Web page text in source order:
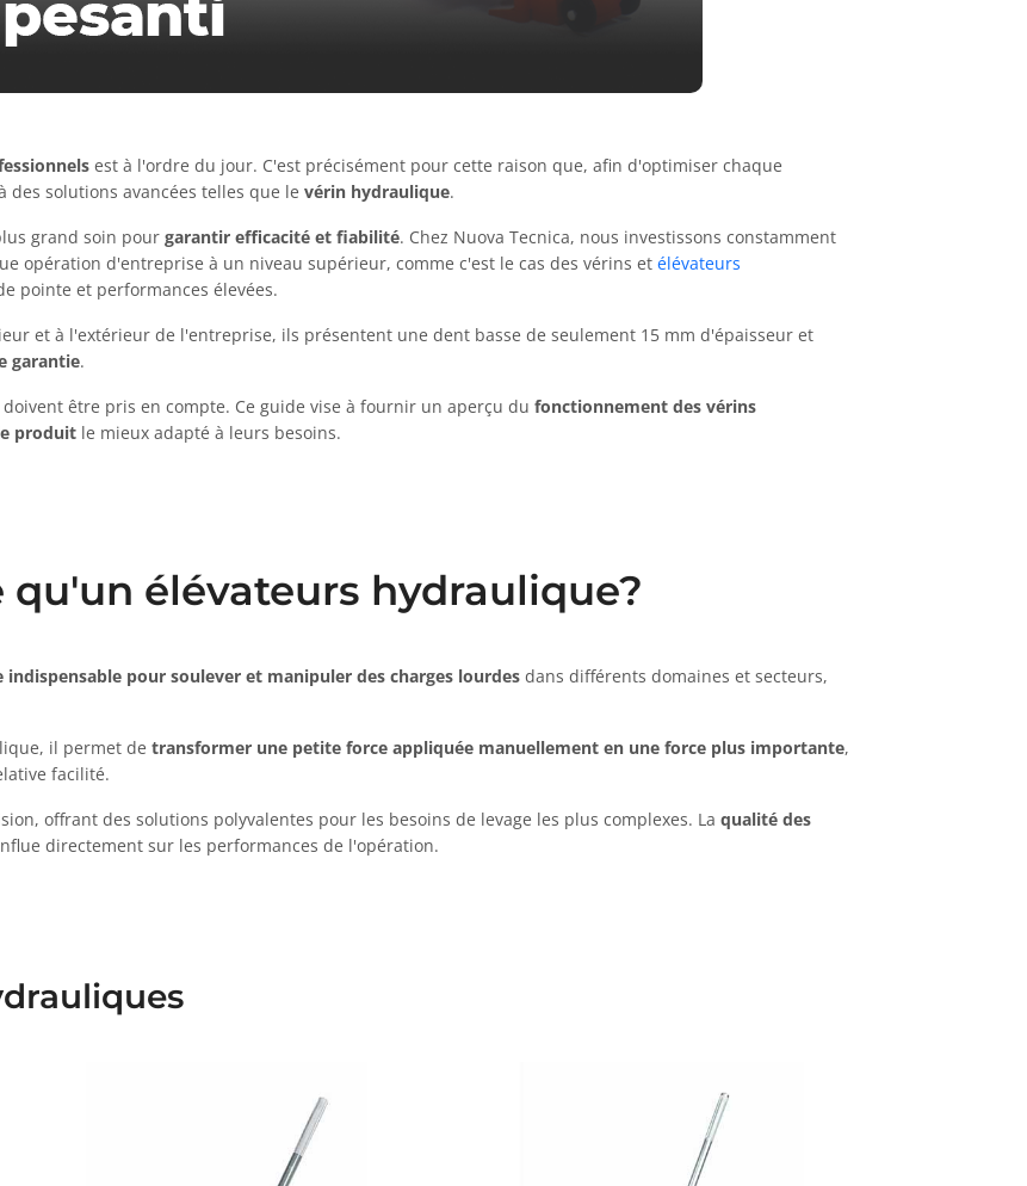
est à l'ordre du jour. C'est précisément pour cette raison que, afin d'optimiser chaque
solutions avancées telles que le vérin hydraulique.
grand soin pour garantir efficacité et fiabilité. Chez Nuova Tecnica, nous investissons constamment
opération d'entreprise à un niveau supérieur, comme c'est le cas des vérins et élévateurs
pointe et performances élevées.
et à l'extérieur de l'entreprise, ils présentent une dent basse de seulement 15 mm d'épaisseur et
garantie.
être pris en compte. Ce guide vise à fournir un aperçu du fonctionnement des vérins
produit le mieux adapté à leurs besoins.
qu'un élévateurs hydraulique?
pour soulever et manipuler des charges lourdes dans différents domaines et secteurs,
il permet de transformer une petite force appliquée manuellement en une force plus importante,
facilité.
offrant des solutions polyvalentes pour les besoins de levage les plus complexes. La qualité des
directement sur les performances de l'opération.